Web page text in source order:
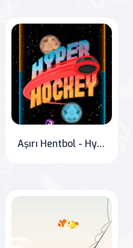
Aşırı Hentbol - Hyper Hockey